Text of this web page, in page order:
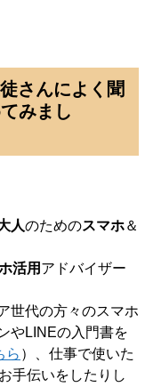
さんによく聞
みまし
人のためのスマホ＆
活用 アドバイザー
世代の方々のスマホ
やLINEの入門書を
ら ）、仕事で使いた
手伝いをしたりし